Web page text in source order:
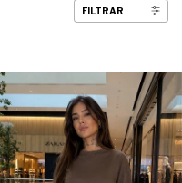
FILTRAR